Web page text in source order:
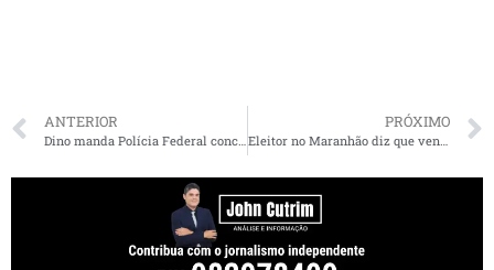
ANTERIOR
Dino manda Polícia Federal concluir em até 90 dias investigação sobre propinas a Renan Calheiros
PRÓXIMO
Eleitor no Maranhão diz que vendeu voto por 1.500 telhas, 20 sacos de cimento e madeira